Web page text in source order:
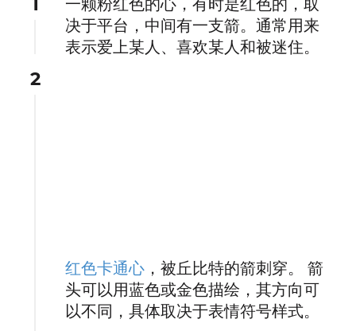
决于平台，中间有一支箭。通常用来
表示爱上某人、喜欢某人和被迷住。
2
红色卡通心 ，被丘比特的箭刺穿。 箭
头可以用蓝色或金色描绘，其方向可
以不同，具体取决于表情符号样式。